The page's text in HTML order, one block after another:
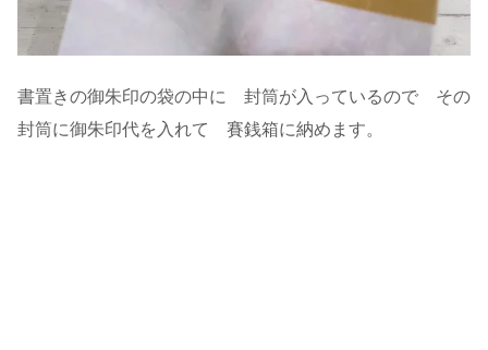
書置きの御朱印の袋の中に 封筒が入っているので その
封筒に御朱印代を入れて 賽銭箱に納めます。